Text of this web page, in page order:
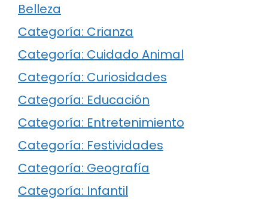
Belleza
Categoría: Crianza
Categoría: Cuidado Animal
Categoría: Curiosidades
Categoría: Educación
Categoría: Entretenimiento
Categoría: Festividades
Categoría: Geografía
Categoría: Infantil